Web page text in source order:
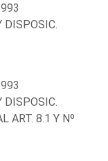
DISPOSIC.
DISPOSIC.
ART. 8.1 Y Nº